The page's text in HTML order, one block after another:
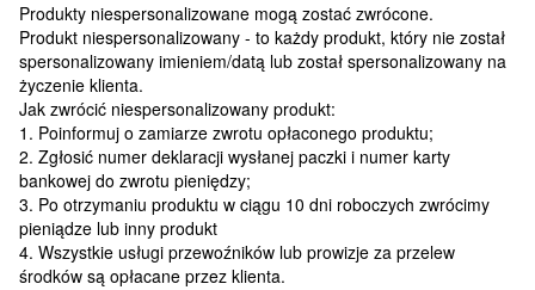
Produkty niespersonalizowane mogą zostać zwrócone.
Produkt niespersonalizowany - to każdy produkt, który nie został
spersonalizowany imieniem/datą lub został spersonalizowany na
życzenie klienta.
Jak zwrócić niespersonalizowany produkt:
1. Poinformuj o zamiarze zwrotu opłaconego produktu;
2. Zgłosić numer deklaracji wysłanej paczki i numer karty
bankowej do zwrotu pieniędzy;
3. Po otrzymaniu produktu w ciągu 10 dni roboczych zwrócimy
pieniądze lub inny produkt
4. Wszystkie usługi przewoźników lub prowizje za przelew
środków są opłacane przez klienta.